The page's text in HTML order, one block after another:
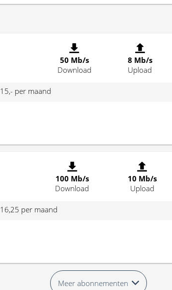
50 Mb/s
Download
8 Mb/s
Upload
15,- per maand
100 Mb/s
Download
10 Mb/s
Upload
16,25 per maand
Meer abonnementen